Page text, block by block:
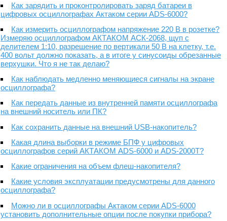
Как зарядить и проконтролировать заряд батареи в
цифровых осциллографах Актаком серии ADS-6000?
Как измерить осциллографом напряжение 220 В в розетке?
Измеряю осциллографом АКТАКОМ АСК-2068, щуп с
делителем 1:10, разрешение по вертикали 50 В на клетку, т.е.
400 вольт должно показать, а в итоге у синусоиды обрезанные
верхушки. Что я не так делаю?
Как наблюдать медленно меняющиеся сигналы на экране
осциллографа?
Как передать данные из внутренней памяти осциллографа
на внешний носитель или ПК?
Как сохранить данные на внешний USB-накопитель?
Какая длина выборки в режиме БПФ у цифровых
осциллографов серий АКТАКОМ ADS-6000 и ADS-2000T?
Какие ограничения на объем флеш-накопителя?
Какие условия эксплуатации предусмотрены для данного
осциллографа?
Можно ли в осциллографы Актаком серии ADS-6000
установить дополнительные опции после покупки прибора?